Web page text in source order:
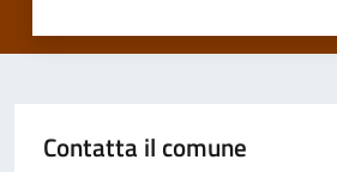
Contatta il comune